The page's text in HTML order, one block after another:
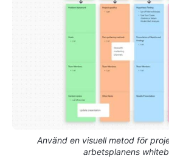
Använd en visuell metod för
arbetsplanens